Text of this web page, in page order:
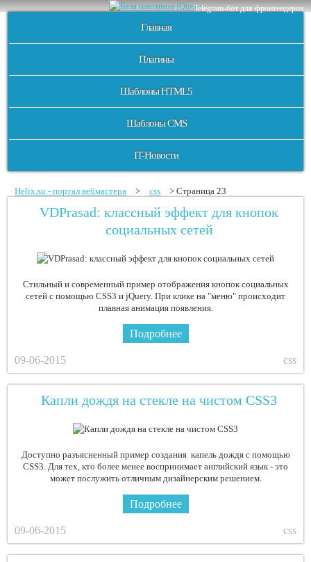
Telegram-бот для фронтендеров
Главная
Плагины
Шаблоны HTML5
Шаблоны CMS
IT-Новости
Helix.su - портал вебмастера > css > Страница 23
VDPrasad: классный эффект для кнопок
социальных сетей
Стильный и современный пример отображения кнопок социальных
сетей с помощью CSS3 и jQuery. При клике на "меню" происходит
плавная анимация появления.
Подробнее
09-06-2015 css
Капли дождя на стекле на чистом CSS3
Доступно разъясненный пример создания капель дождя с помощью
CSS3. Для тех, кто более менее воспринимает английский язык - это
может послужить отличным дизайнерским решением.
Подробнее
09-06-2015 css